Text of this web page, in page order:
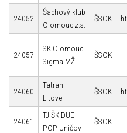
24052
Šachový klub
Olomouc z.s.
ŠSOK
24057
SK Olomouc
Sigma MŽ
ŠSOK
24060
Tatran
Litovel
ŠSOK
24061
TJ ŠK DUE
POP Uničov
ŠSOK